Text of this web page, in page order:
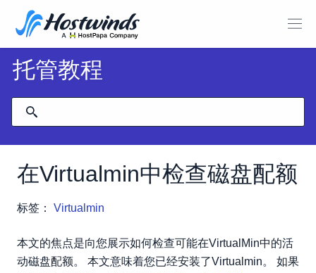
托管教程
在Virtualmin中检查磁盘配额
标签： Virtualmin
本文的焦点是向您展示如何检查可能在VirtualMin中的活
动磁盘配额。 本文意味着您已经安装了Virtualmin。 如果